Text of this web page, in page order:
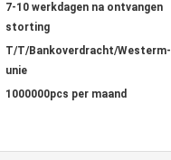
7-10 werkdagen na ontvangen
storting
T/T/Bankoverdracht/Westerm-
unie
1000000pcs per maand